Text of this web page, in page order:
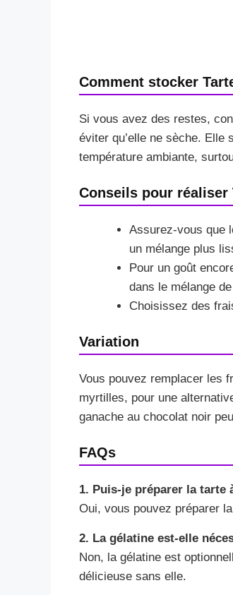
Comment stocker
Si vous avez des restes,
éviter qu’elle ne sèche.
température ambiante,
Conseils pour réaliser
Assurez-vous que
un mélange plus
Pour un goût
dans le mélange
Choisissez des
Variation
Vous pouvez remplacer les
myrtilles, pour une
ganache au chocolat noir
FAQs
1. Puis-je préparer la tarte
Oui, vous pouvez préparer
2. La gélatine est-elle
Non, la gélatine est
délicieuse sans elle.